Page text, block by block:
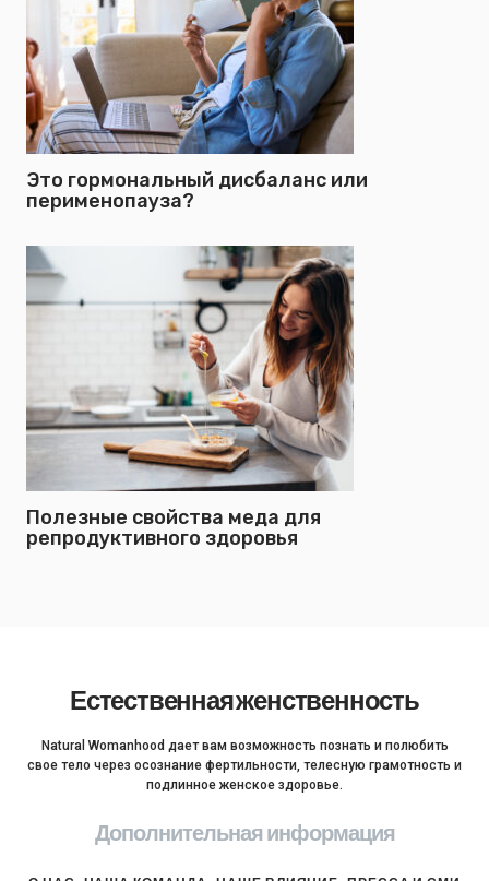
Это гормональный дисбаланс или
перименопауза?
Полезные свойства меда для
репродуктивного здоровья
Естественная женственность
Natural Womanhood дает вам возможность познать и полюбить
свое тело через осознание фертильности, телесную грамотность и
подлинное женское здоровье.
Дополнительная информация